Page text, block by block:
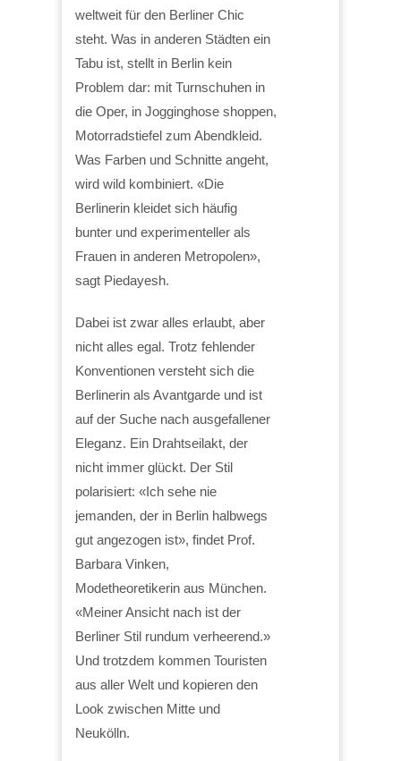
weltweit für den Berliner Chic
steht. Was in anderen Städten ein
Tabu ist, stellt in Berlin kein
Problem dar: mit Turnschuhen in
die Oper, in Jogginghose shoppen,
Motorradstiefel zum Abendkleid.
Was Farben und Schnitte angeht,
wird wild kombiniert. «Die
Berlinerin kleidet sich häufig
bunter und experimenteller als
Frauen in anderen Metropolen»,
sagt Piedayesh.
Dabei ist zwar alles erlaubt, aber
nicht alles egal. Trotz fehlender
Konventionen versteht sich die
Berlinerin als Avantgarde und ist
auf der Suche nach ausgefallener
Eleganz. Ein Drahtseilakt, der
nicht immer glückt. Der Stil
polarisiert: «Ich sehe nie
jemanden, der in Berlin halbwegs
gut angezogen ist», findet Prof.
Barbara Vinken,
Modetheoretikerin aus München.
«Meiner Ansicht nach ist der
Berliner Stil rundum verheerend.»
Und trotzdem kommen Touristen
aus aller Welt und kopieren den
Look zwischen Mitte und
Neukölln.